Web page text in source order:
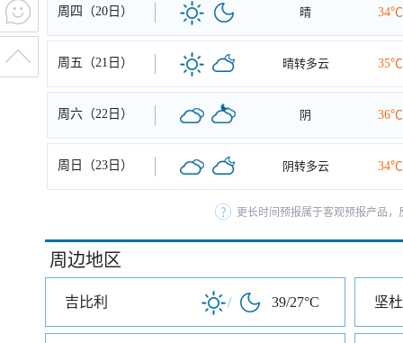
周四（20日） 晴 34℃
周五（21日） 晴转多云 35℃
周六（22日） 阴 36℃
周日（23日） 阴转多云 34℃
更长时间预报属于客观预报产品
周边地区
吉比利 / 39/27°C 坚